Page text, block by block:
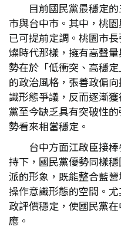
目前國民黨最穩定
市與台中市。其中，桃
已可提前定調。桃園市
燦時代那樣，擁有高聲
勢在於「低衝突、高穩
的政治風格，張善政偏
識形態爭議，反而逐漸
黨至今缺乏具有突破性
勢看來相當穩定。
台中方面江啟臣接
持下，國民黨優勢同樣
派的形象，既能整合藍
操作意識形態的空間。
政評價穩定，使國民黨
應。